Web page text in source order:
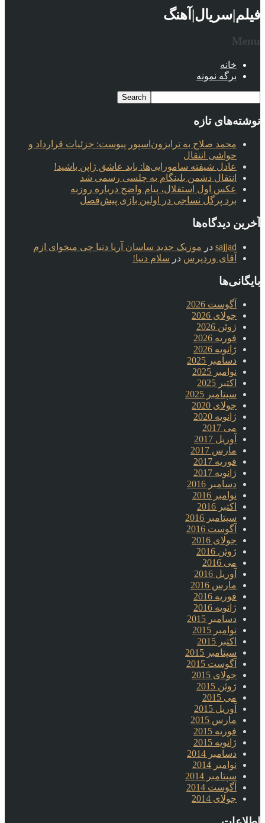
فیلم|سریال|آهنگ
Menu
خانه
برگه نمونه
نوشته‌های تازه
محمد صلاح به ترابزون‌اسپور پیوست: جزئیات قرارداد و
حواشی انتقال
عادل شیفته سامورایی‌ها: باید عاشق ژاپن باشید!
انتقال دشمن بلینگام به چلسی رسمی شد
عکس اول استقلال، پیام واضح درباره روزبه
برد پرگل نساجی در اولین بازی پیش‌فصل
آخرین دیدگاه‌ها
sajjad در موزیک جدید ساسان آریا دنیا چی میخوای ازم
آقای وردپرس در سلام دنیا!
بایگانی‌ها
آگوست 2026
جولای 2026
ژوئن 2026
فوریه 2026
ژانویه 2026
دسامبر 2025
نوامبر 2025
اکتبر 2025
سپتامبر 2025
جولای 2020
ژانویه 2020
می 2017
آوریل 2017
مارس 2017
فوریه 2017
ژانویه 2017
دسامبر 2016
نوامبر 2016
اکتبر 2016
سپتامبر 2016
آگوست 2016
جولای 2016
ژوئن 2016
می 2016
آوریل 2016
مارس 2016
فوریه 2016
ژانویه 2016
دسامبر 2015
نوامبر 2015
اکتبر 2015
سپتامبر 2015
آگوست 2015
جولای 2015
ژوئن 2015
می 2015
آوریل 2015
مارس 2015
فوریه 2015
ژانویه 2015
دسامبر 2014
نوامبر 2014
سپتامبر 2014
آگوست 2014
جولای 2014